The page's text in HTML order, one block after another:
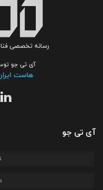
رسانه تخصصی
آی تی جو
هاست
آی تی جو